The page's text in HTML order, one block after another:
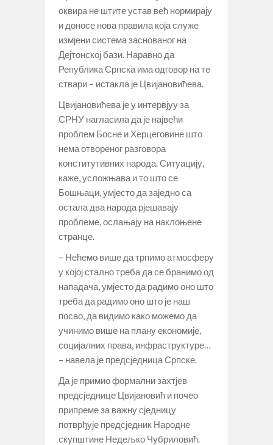
оквира не штите устав већ нормирају
и доносе нова правила која служе
измјени система заснованог на
Дејтонској бази. Наравно да
Република Српска има одговор на те
ствари – истакла је Цвијановићева.
Цвијановићева је у интервјуу за
СРНУ нагласила да је највећи
проблем Босне и Херцеговине што
нема отвореног разговора
конститутивних народа. Ситуацију,
каже, усложњава и то што се
Бошњаци, умјесто да заједно са
остала два народа рјешавају
проблеме, ослањају на наклоњене
странце.
– Нећемо више да трпимо атмосферу
у којој стално треба да се бранимо од
нападача, умјесто да радимо оно што
треба да радимо оно што је наш
посао, да видимо како можемо да
учинимо више на плану економије,
социјалних права, инфраструктуре…
– навела је предсједница Српске.
Да је примио формални захтјев
предсједнице Цвијановић и почео
припреме за важну сједницу
потврђује предсједник Народне
скупштине Недељко Чубриловић.